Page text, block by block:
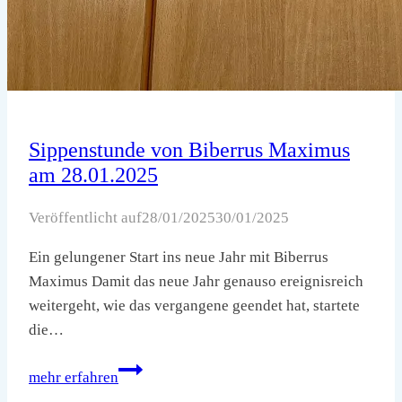
Sippenstunde von Biberrus Maximus
am 28.01.2025
Veröffentlicht auf28/01/202530/01/2025
Ein gelungener Start ins neue Jahr mit Biberrus
Maximus Damit das neue Jahr genauso ereignisreich
weitergeht, wie das vergangene geendet hat, startete
die…
mehr erfahren
Sippenstunde